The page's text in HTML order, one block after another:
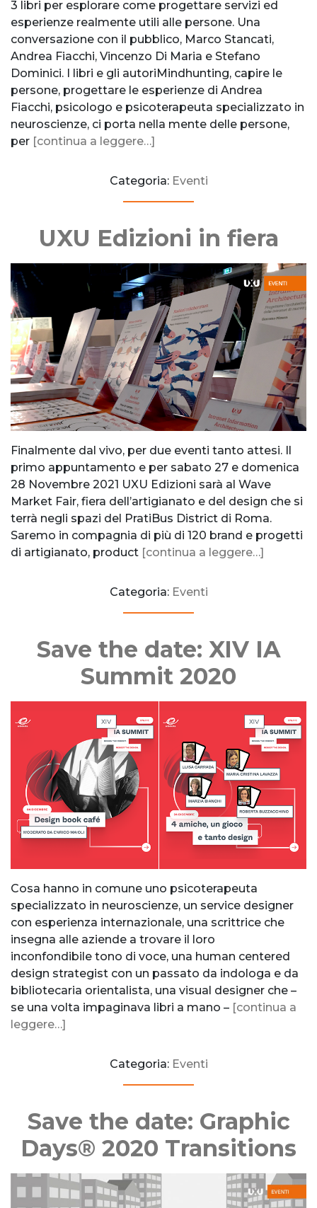
3 libri per esplorare come progettare servizi ed
esperienze realmente utili alle persone. Una
conversazione con il pubblico, Marco Stancati,
Andrea Fiacchi, Vincenzo Di Maria e Stefano
Dominici. I libri e gli autoriMindhunting, capire le
persone, progettare le esperienze di Andrea
Fiacchi, psicologo e psicoterapeuta specializzato in
neuroscienze, ci porta nella mente delle persone,
per [continua a leggere…]
Categoria: Eventi
UXU Edizioni in fiera
Finalmente dal vivo, per due eventi tanto attesi. Il
primo appuntamento e per sabato 27 e domenica
28 Novembre 2021 UXU Edizioni sarà al Wave
Market Fair, fiera dell’artigianato e del design che si
terrà negli spazi del PratiBus District di Roma.
Saremo in compagnia di più di 120 brand e progetti
di artigianato, product [continua a leggere…]
Categoria: Eventi
Save the date: XIV IA
Summit 2020
Cosa hanno in comune uno psicoterapeuta
specializzato in neuroscienze, un service designer
con esperienza internazionale, una scrittrice che
insegna alle aziende a trovare il loro
inconfondibile tono di voce, una human centered
design strategist con un passato da indologa e da
bibliotecaria orientalista, una visual designer che –
se una volta impaginava libri a mano – [continua a
leggere…]
Categoria: Eventi
Save the date: Graphic
Days® 2020 Transitions